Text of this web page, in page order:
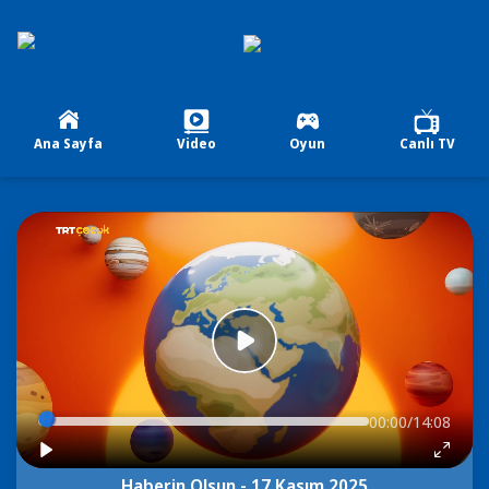
Ana Sayfa Video Oyun Canlı TV
00:00/14:08